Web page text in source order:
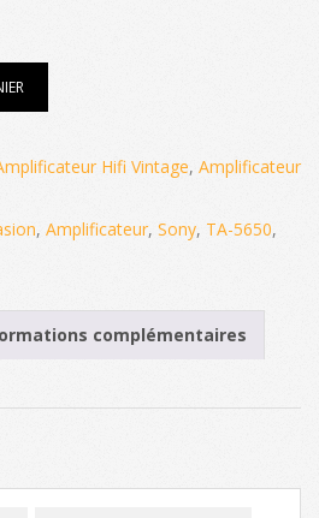
Hifi Vintage, Amplificateur
, Amplificateur, Sony, TA-5650,
complémentaires